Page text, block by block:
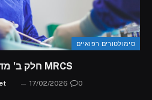
סימולטורים רפואיים
MRCS חלק ב' מדריך מלא
17/02/2026 0